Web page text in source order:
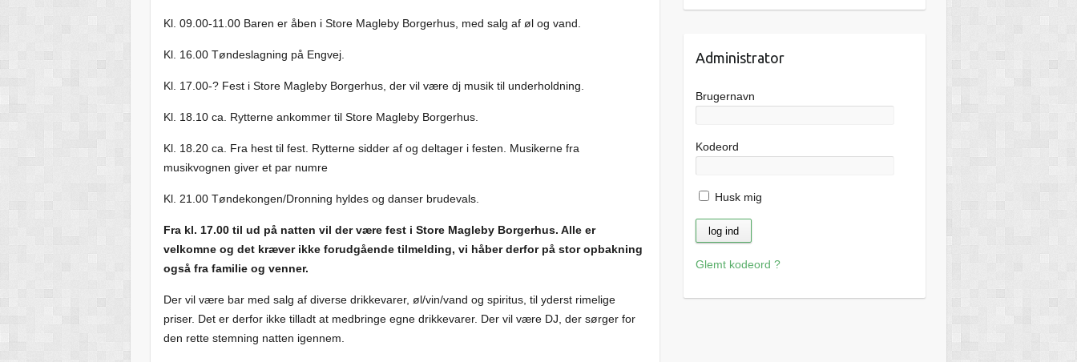
Kl. 09.00-11.00 Baren er åben i Store Magleby Borgerhus, med salg af øl og vand.
Kl. 16.00 Tøndeslagning på Engvej.
Kl. 17.00-? Fest i Store Magleby Borgerhus, der vil være dj musik til underholdning.
Kl. 18.10 ca. Rytterne ankommer til Store Magleby Borgerhus.
Kl. 18.20 ca. Fra hest til fest. Rytterne sidder af og deltager i festen. Musikerne fra
musikvognen giver et par numre
Kl. 21.00 Tøndekongen/Dronning hyldes og danser brudevals.
Fra kl. 17.00 til ud på natten vil der være fest i Store Magleby Borgerhus. Alle er
velkomne og det kræver ikke forudgående tilmelding, vi håber derfor på stor opbakning
også fra familie og venner.
Der vil være bar med salg af diverse drikkevarer, øl/vin/vand og spiritus, til yderst rimelige
priser. Det er derfor ikke tilladt at medbringe egne drikkevarer. Der vil være DJ, der sørger for
den rette stemning natten igennem.
Administrator
Brugernavn
Kodeord
Husk mig
Glemt kodeord ?